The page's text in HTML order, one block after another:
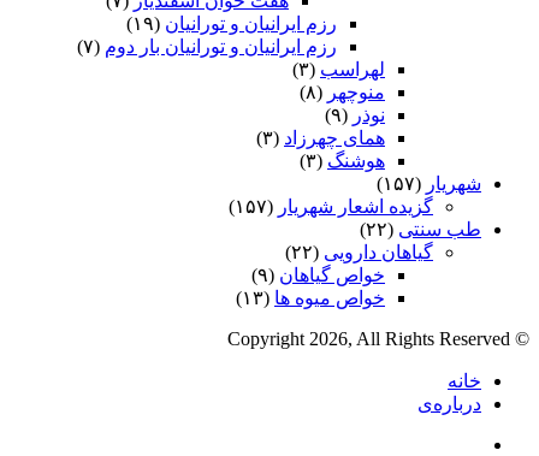
رزم ایرانیان و تورانیان (۱۹)
رزم ایرانیان و تورانیان بار دوم (۷)
لهراسب (۳)
منوچهر (۸)
نوذر (۹)
هماى چهرزاد (۳)
هوشنگ (۳)
شهریار (۱۵۷)
گزیده اشعار شهریار (۱۵۷)
طب سنتی (۲۲)
گیاهان دارویی (۲۲)
خواص گیاهان (۹)
خواص میوه ها (۱۳)
© Copyright 2026, All Rights Reserved
خانه
درباره‌ی